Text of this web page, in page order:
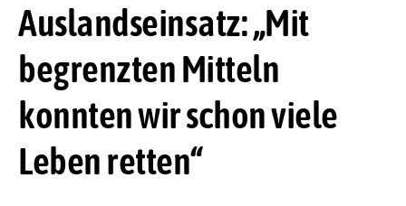
Auslandseinsatz: „Mit
begrenzten Mitteln
konnten wir schon viele
Leben retten“